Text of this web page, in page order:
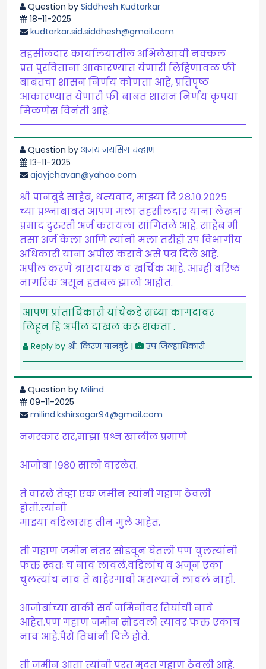
Question bySiddhesh Kudtarkar
18-11-2025
kudtarkar.sid.siddhesh@gmail.com
तहसीलदार कार्यालयातील अभिलेखाची नक्कल
प्रत पुरविताना आकारण्यात येणारी लिहिणावळ फी
बाबतचा शासन निर्णय कोणता आहे, प्रतिपृष्ठ
आकारण्यात येणारी फी बाबत शासन निर्णय कृपया
मिळणेस विनंती आहे.
Question by अजय जयसिंग चव्हाण
13-11-2025
ajayjchavan@yahoo.com
श्री पानबुडे साहेब, धन्यवाद, माझ्या दि २८.१०.२०२५
च्या प्रश्नाबाबत आपण मला तहसीलदार यांना लेखन
प्रमाद दुरुस्ती अर्ज करायला सांगितले आहे. साहेब मी
तसा अर्ज केला आणि त्यांनी मला तरीही उप विभागीय
अधिकारी यांना अपील करावे असे पत्र दिले आहे.
अपील करणे त्रासदायक व खर्चिक आहे. आम्ही वरिष्ठ
नागरिक असून हतबल झालो आहोत.
आपण प्रांताधिकारी यांचेकडे सध्या कागदावर
लिहून हि अपील दाखल करू शकता .
Reply by श्री. किरण पानबुडे | उप जिल्हाधिकारी
Question byMilind
09-11-2025
milind.kshirsagar94@gmail.com
नमस्कार सर,माझा प्रश्न खालील प्रमाणे
आजोबा १९८० साली वारलेत.
ते वारले तेव्हा एक जमीन त्यांनी गहाण ठेवली
होती.त्यांनी
माझ्या वडिलासह तीन मुले आहेत.
ती गहाण जमीन नंतर सोडवून घेतली पण चुलत्यांनी
फक्त स्वतः च नाव लावलं.वडिलांच व अजून एका
चुलत्यांच नाव ते बाहेरगावी असल्याने लावलं नाही.
आजोबांच्या बाकी सर्व जमिनीवर तिघांची नावे
आहेत.पण गहाण जमीन सोडवली त्यावर फक्त एकाच
नाव आहे.पैसे तिघांनी दिले होते.
ती जमीन आता त्यांनी परत मुदत गहाण ठेवली आहे.